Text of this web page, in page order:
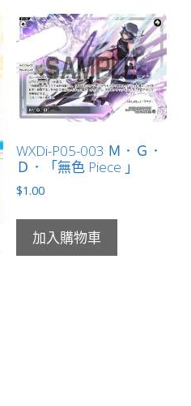
WXDi-P05-003 Ｍ．Ｇ．
Ｄ．「無色 Piece 」
$1.00
加入購物車